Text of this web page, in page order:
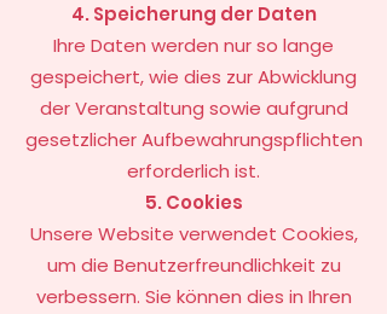
4. Speicherung der Daten
Ihre Daten werden nur so lange
gespeichert, wie dies zur Abwicklung
der Veranstaltung sowie aufgrund
gesetzlicher Aufbewahrungspflichten
erforderlich ist.
5. Cookies
Unsere Website verwendet Cookies,
um die Benutzerfreundlichkeit zu
verbessern. Sie können dies in Ihren